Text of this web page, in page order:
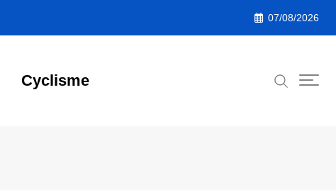
07/08/2026
Cyclisme